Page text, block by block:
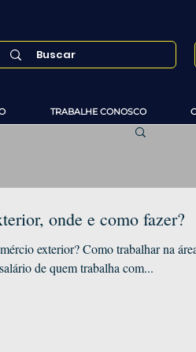
TRABALHE CONOSCO
onde e como fazer?
exterior? Como trabalhar na
de quem trabalha com...